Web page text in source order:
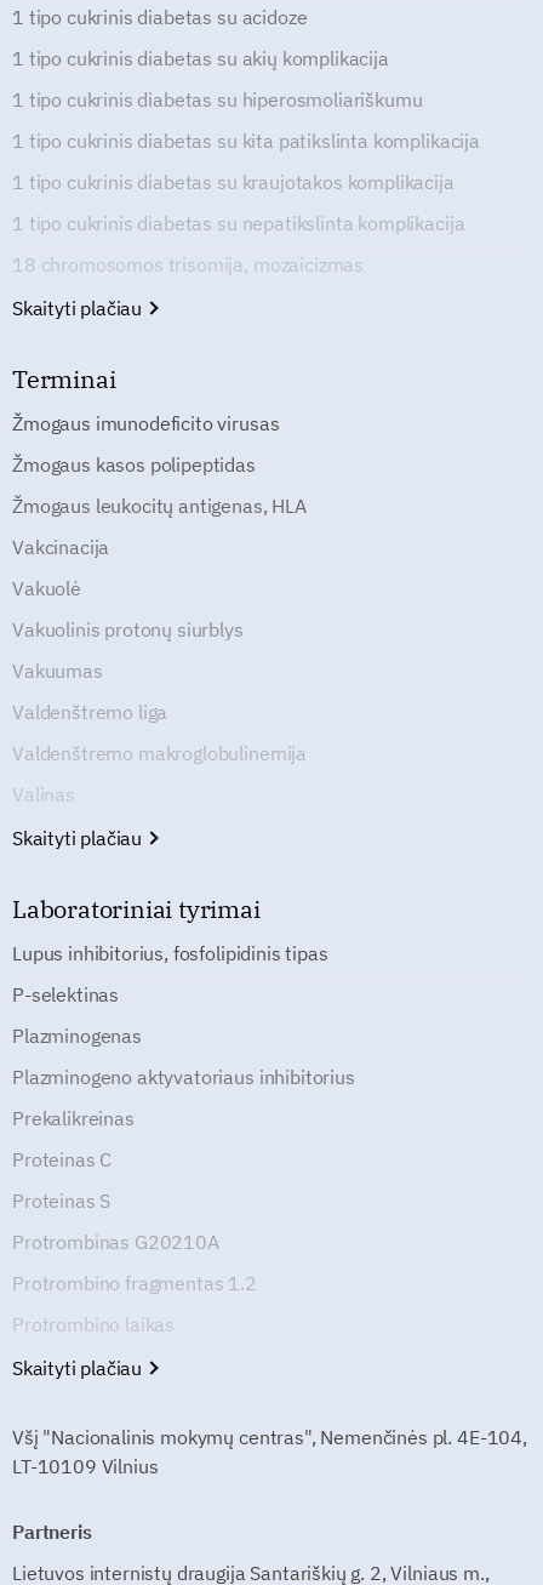
1 tipo cukrinis diabetas su acidoze
1 tipo cukrinis diabetas su akių komplikacija
1 tipo cukrinis diabetas su hiperosmoliariškumu
1 tipo cukrinis diabetas su kita patikslinta komplikacija
1 tipo cukrinis diabetas su kraujotakos komplikacija
1 tipo cukrinis diabetas su nepatikslinta komplikacija
18 chromosomos trisomija, mozaicizmas
Skaityti plačiau
Terminai
Žmogaus imunodeficito virusas
Žmogaus kasos polipeptidas
Žmogaus leukocitų antigenas, HLA
Vakcinacija
Vakuolė
Vakuolinis protonų siurblys
Vakuumas
Valdenštremo liga
Valdenštremo makroglobulinemija
Valinas
Skaityti plačiau
Laboratoriniai tyrimai
Lupus inhibitorius, fosfolipidinis tipas
P-selektinas
Plazminogenas
Plazminogeno aktyvatoriaus inhibitorius
Prekalikreinas
Proteinas C
Proteinas S
Protrombinas G20210A
Protrombino fragmentas 1.2
Protrombino laikas
Skaityti plačiau
Všį "Nacionalinis mokymų centras", Nemenčinės pl. 4E-104,
LT-10109 Vilnius
Partneris
Lietuvos internistų draugija Santariškių g. 2, Vilniaus m.,